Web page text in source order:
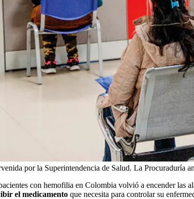
por la Superintendencia de Salud. La Procuraduría
con hemofilia en Colombia volvió a encender las
el medicamento que necesita para controlar su